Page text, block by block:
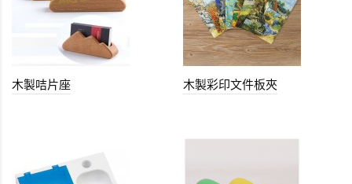
木製咭片座 木製彩印文件板夾